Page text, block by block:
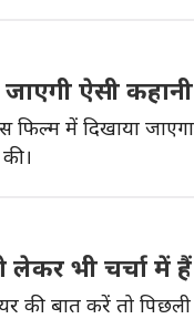
ऐसी कहानी
फिल्म में दिखाया
लेकर भी चर्चा में
की बात करें तो